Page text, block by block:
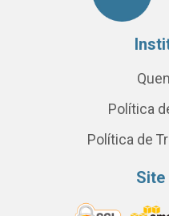
Política
Política de
Site